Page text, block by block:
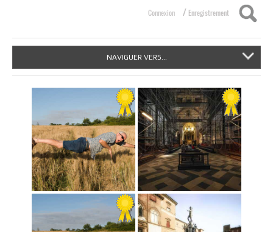
Connexion / Enregistrement
NAVIGUER VERS...